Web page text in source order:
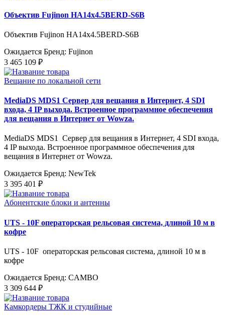
Объектив Fujinon HA14x4.5BERD-S6B
Объектив Fujinon HA14x4.5BERD-S6B
Ожидается Бренд: Fujinon
3 465 109 ₽
Вещание по локальной сети
MediaDS MDS1 Сервер для вещания в Интернет, 4 SDI
входа, 4 IP выхода. Встроенное программное обеспечения
для вещания в Интернет от Wowza.
MediaDS MDS1 Сервер для вещания в Интернет, 4 SDI входа,
4 IP выхода. Встроенное программное обеспечения для
вещания в Интернет от Wowza.
Ожидается Бренд: NewTek
3 395 401 ₽
Абонентские блоки и антенны
UTS - 10F операторская рельсовая система, длиной 10 м в
кофре
UTS - 10F операторская рельсовая система, длиной 10 м в
кофре
Ожидается Бренд: CAMBO
3 309 644 ₽
Камкордеры ТЖК и студийные